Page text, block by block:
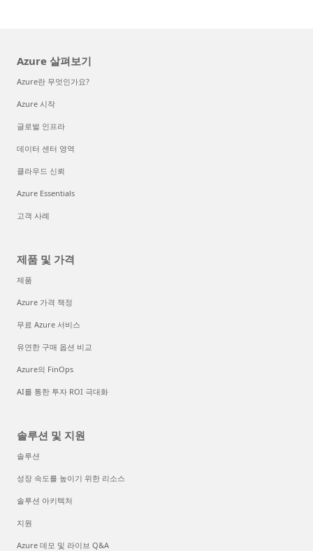
Azure 살펴보기
Azure란 무엇인가요?
Azure 시작
글로벌 인프라
데이터 센터 영역
클라우드 신뢰
Azure Essentials
고객 사례
제품 및 가격
제품
Azure 가격 책정
무료 Azure 서비스
유연한 구매 옵션 비교
Azure의 FinOps
AI를 통한 투자 ROI 극대화
솔루션 및 지원
솔루션
성장 속도를 높이기 위한 리소스
솔루션 아키텍처
지원
Azure 데모 및 라이브 Q&A